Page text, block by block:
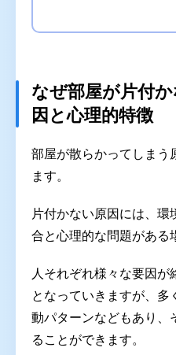
なぜ部屋が片付
因と心理的特徴
部屋が散らかってしまう
ます。
片付かない原因には、
合と心理的な問題がある
人それぞれ様々な要因が
となっていきますが、多
動パターンなどもあり、
ることができます。